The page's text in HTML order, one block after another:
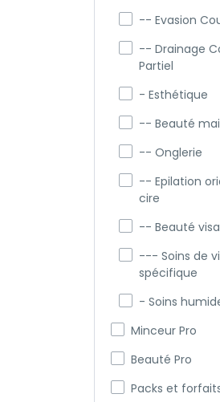
-- Evasion
-- Drainage
Partiel
- Esthétique
-- Beauté
-- Onglerie
-- Epilation
cire
-- Beauté
--- Soins de
spécifique
- Soins
Minceur Pro
Beauté Pro
Packs et